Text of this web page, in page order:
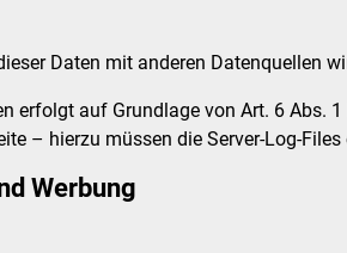
Daten mit anderen Datenquellen
erfolgt auf Grundlage von Art. 6 Abs.
– hierzu müssen die Server-Log-
Werbung